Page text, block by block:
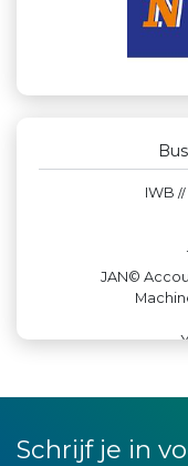
IWB
JAN©
Schrijf je in